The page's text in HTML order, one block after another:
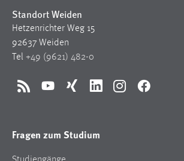
Standort Weiden
Hetzenrichter Weg 15
92637 Weiden
Tel +49 (9621) 482-0
RSS YouTubeXing LinkedInInstagramFacebook
Fragen zum Studium